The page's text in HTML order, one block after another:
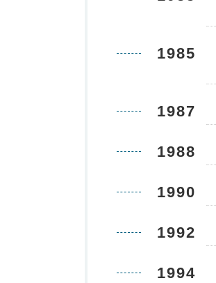
1985
1987
1988
1990
1992
1994